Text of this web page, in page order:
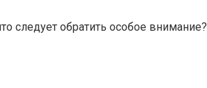
следует обратить особое внимание?